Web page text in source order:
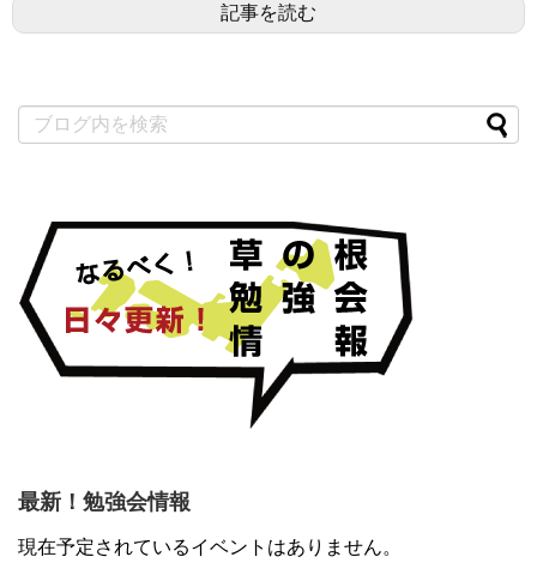
記事を読む
最新！勉強会情報
現在予定されているイベントはありません。